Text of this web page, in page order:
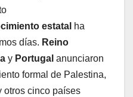
estatal ha
días. Reino
y Portugal anunciaron
formal de Palestina,
otros cinco países